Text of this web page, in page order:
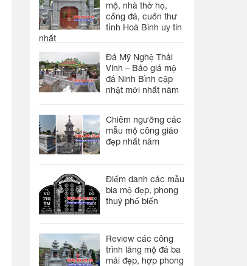
mộ, nhà thờ họ,
cổng đá, cuốn thư
tỉnh Hoà Bình uy tín
nhất
Đá Mỹ Nghệ Thái
Vinh – Báo giá mộ
đá Ninh Bình cập
nhật mới nhất năm
Chiêm ngưỡng các
mẫu mộ công giáo
đẹp nhất năm
Điểm danh các mẫu
bia mộ đẹp, phong
thuỷ phổ biến
Review các công
trình lăng mộ đá ba
mái đẹp, hợp phong